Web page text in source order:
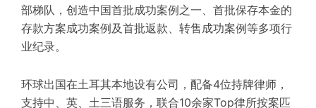
部梯队，创造中国首批成功案例之一、首批保存本金的
存款方案成功案例及首批返款、转售成功案例等多项行
业纪录。
环球出国在土耳其本地设有公司，配备4位持牌律师，
支持中、英、土三语服务，联合10余家Top律所按案匹